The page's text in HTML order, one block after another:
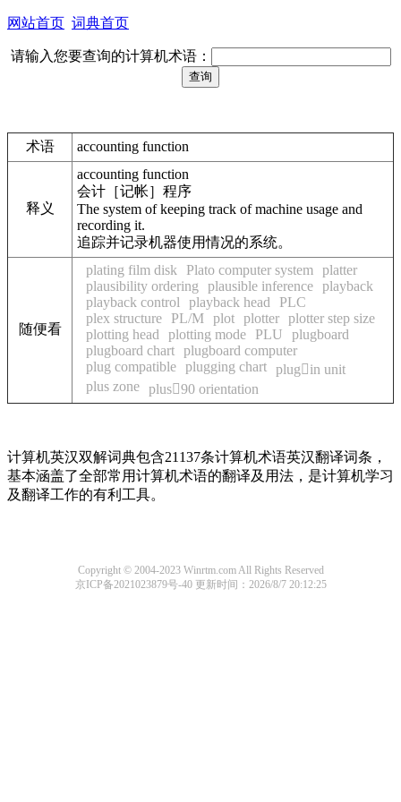
网站首页 词典首页
请输入您要查询的计算机术语：
术语 accounting function
释义
accounting function
会计［记帐］程序
The system of keeping track of machine usage and
recording it.
追踪并记录机器使用情况的系统。
随便看
plating film disk Plato computer system
platter
plausibility ordering
plausible inference playback
playback control
playback head
PLC
plex structure
PL/M plot plotter plotter step size
plotting head
plotting mode PLU
plugboard
plugboard chart plugboard computer
plug compatible plugging chart plugin unit
plus zone plus90 orientation
计算机英汉双解词典包含21137条计算机术语英汉翻译词条，
基本涵盖了全部常用计算机术语的翻译及用法，是计算机学习
及翻译工作的有利工具。
Copyright © 2004-2023 Winrtm.com All Rights Reserved
京ICP备2021023879号-40 更新时间：2026/8/7 20:12:25